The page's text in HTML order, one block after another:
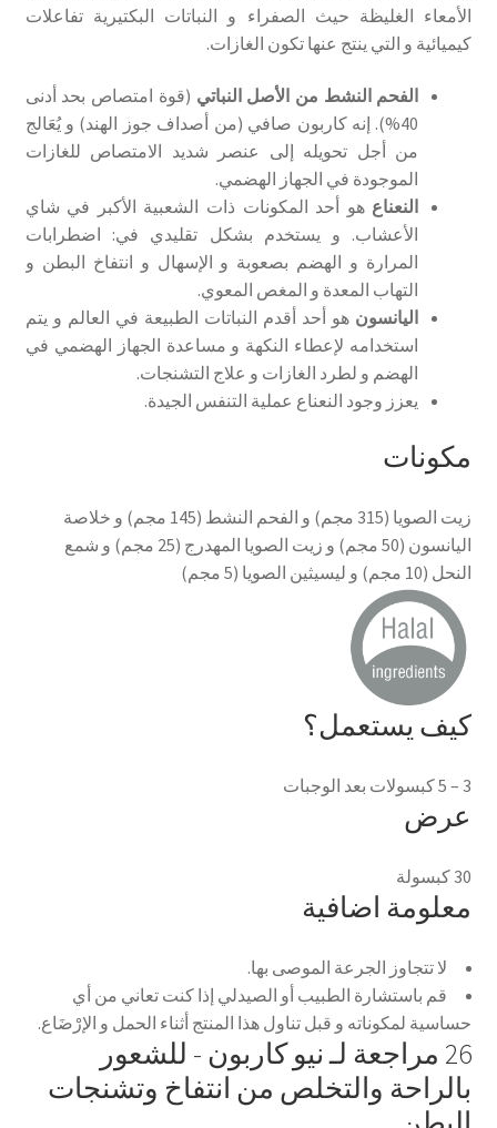
الأمعاء الغليظة حيث الصفراء و النباتات البكتيرية تفاعلات
كيميائية و التي ينتج عنها تكون الغازات.
الفحم النشط من الأصل النباتي (قوة امتصاص بحد أدنى
40%). إنه كاربون صافي (من أصداف جوز الهند) و يُعَالج
من أجل تحويله إلى عنصر شديد الامتصاص للغازات
الموجودة في الجهاز الهضمي.
النعناع هو أحد المكونات ذات الشعبية الأكبر في شاي
الأعشاب. و يستخدم بشكل تقليدي في: اضطرابات
المرارة و الهضم بصعوبة و الإسهال و انتفاخ البطن و
التهاب المعدة و المغص المعوي.
اليانسون هو أحد أقدم النباتات الطبيعة في العالم و يتم
استخدامه لإعطاء النكهة و مساعدة الجهاز الهضمي في
الهضم و لطرد الغازات و علاج التشنجات.
يعزز وجود النعناع عملية التنفس الجيدة.
مكونات
زيت الصويا (315 مجم) و الفحم النشط (145 مجم) و خلاصة
اليانسون (50 مجم) و زيت الصويا المهدرج (25 مجم) و شمع
النحل (10 مجم) و ليسيثين الصويا (5 مجم)
كيف يستعمل؟
3 – 5 كبسولات بعد الوجبات
عرض
30 كبسولة
معلومة اضافية
لا تتجاوز الجرعة الموصى بها.
قم باستشارة الطبيب أو الصيدلي إذا كنت تعاني من أي
حساسية لمكوناته و قبل تناول هذا المنتج أثناء الحمل و الإرْضَاع.
26 مراجعة لـ
نيو كاربون - للشعور
بالراحة والتخلص من انتفاخ وتشنجات